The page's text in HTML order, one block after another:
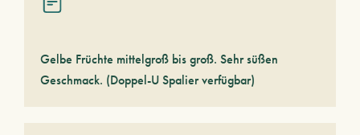
Gelbe Früchte mittelgroß bis groß. Sehr süßen
Geschmack. (Doppel-U Spalier verfügbar)